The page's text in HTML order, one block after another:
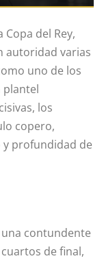
del Rey,
autoridad varias
uno de los
plantel
los
copero,
profundidad de
contundente
de final,